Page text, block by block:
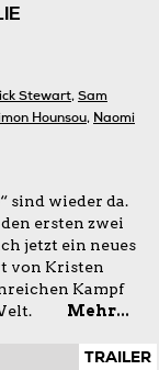
Stewart, Sam
Hounsou, Naomi
sind wieder da.
ersten zwei
jetzt ein neues
von Kristen
Kampf
Welt.
Mehr...
TRAILER